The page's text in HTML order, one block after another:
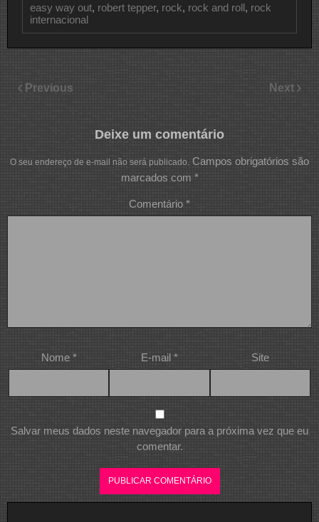
easy way out, robert tepper, rock, rock and roll, rock
internacional
Previous Next
Deixe um comentário
O seu endereço de e-mail não será publicado. Campos obrigatórios são
marcados com *
Comentário *
Nome * E-mail * Site
Salvar meus dados neste navegador para a próxima vez que eu
comentar.